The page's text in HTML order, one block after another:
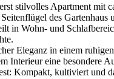
stilvolles Apartment mit
des
in Wohn- und
Eleganz in einem
Interieur eine besondere
Kompakt, kultiviert und